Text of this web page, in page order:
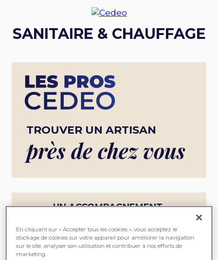
SANITAIRE & CHAUFFAGE
TROUVER UN ARTISAN
près de chez vous
UN ACCOMPAGNEMENT
SEREIN
ME
En cliquant sur « Accepter tous les cookies », vous acceptez le
stockage de cookies sur votre appareil pour améliorer la navigation
sur le site, analyser son utilisation et contribuer à nos efforts de
marketing.